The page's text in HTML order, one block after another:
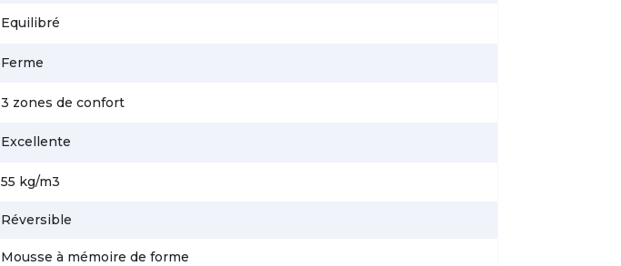
Equilibré
Ferme
3 zones de confort
Excellente
55 kg/m3
Réversible
Mousse à mémoire de forme